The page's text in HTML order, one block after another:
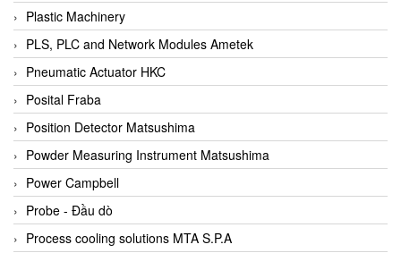
Bestech
BETA
Bifold
Bihl+wiedemann
Bihl+wiedemann
Bilz
Binder Connector
Biotech
BirdX Vietnam
Plastic Machinery
PLS, PLC and Network Modules Ametek
Pneumatic Actuator HKC
Posital Fraba
Position Detector Matsushima
Powder Measuring Instrument Matsushima
Power Campbell
Probe - Đầu dò
Process cooling solutions MTA S.P.A